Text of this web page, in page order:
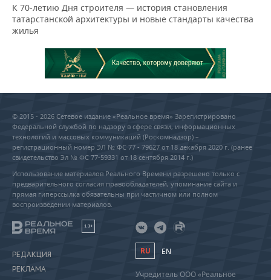
К 70-летию Дня строителя — история становления
татарстанской архитектуры и новые стандарты качества
жилья
© 2015 - 2026 Сетевое издание «Реальное время» Зарегистрировано
Федеральной службой по надзору в сфере связи, информационных
технологий и массовых коммуникаций (Роскомнадзор) –
регистрационный номер ЭЛ № ФС 77 - 79627 от 18 декабря 2020 г. (ранее
свидетельство Эл № ФС 77-59331 от 18 сентября 2014 г.)
Использование материалов Реального Времени разрешено только с
предварительного согласия правообладателей, упоминание сайта и
прямая гиперссылка обязательны при частичном или полном
воспроизведении материалов.
18+
РЕДАКЦИЯ
РЕКЛАМА
RU EN
Учредитель ООО «Реальное